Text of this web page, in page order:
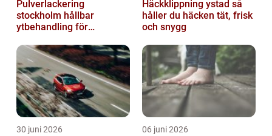
Pulverlackering
stockholm hållbar
ytbehandling för
Häckklippning ystad så
håller du häcken tät, frisk
och snygg
30 juni 2026 06 juni 2026